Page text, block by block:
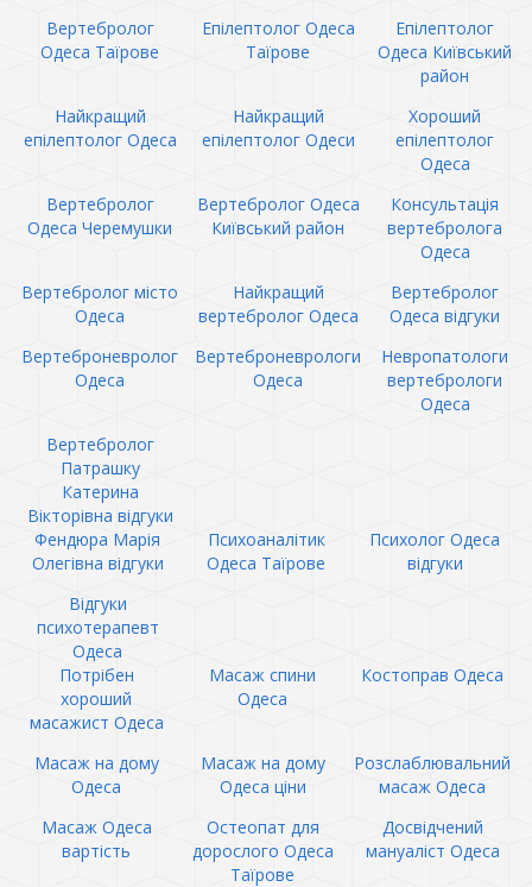
Вертебролог
Одеса Таїрове
Епілептолог Одеса
Таїрове
Епілептолог
Одеса Київський
район
Найкращий
епілептолог Одеса
Найкращий
епілептолог Одеси
Хороший
епілептолог
Одеса
Вертебролог
Одеса Черемушки
Вертебролог Одеса
Київський район
Консультація
вертебролога
Одеса
Вертебролог місто
Одеса
Найкращий
вертебролог Одеса
Вертебролог
Одеса відгуки
Вертеброневролог
Одеса
Вертеброневрологи
Одеса
Невропатологи
вертебрологи
Одеса
Вертебролог
Патрашку
Катерина
Вікторівна відгуки
Фендюра Марія
Олегівна відгуки
Психоаналітик
Одеса Таїрове
Психолог Одеса
відгуки
Відгуки
психотерапевт
Одеса
Потрібен
хороший
масажист Одеса
Масаж спини
Одеса
Костоправ Одеса
Масаж на дому
Одеса
Масаж на дому
Одеса ціни
Розслаблювальний
масаж Одеса
Масаж Одеса
вартість
Остеопат для
дорослого Одеса
Таїрове
Досвідчений
мануаліст Одеса